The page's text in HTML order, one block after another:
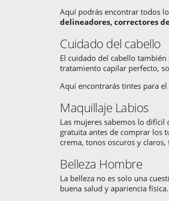
Aquí podrás encontrar todos
delineadores, correctores
Cuidado del cabello
El cuidado del cabello
tratamiento capilar perfecto,
Aquí encontrarás tintes para
Maquillaje Labios
Las mujeres sabemos lo
gratuita antes de comprar los
crema, tonos oscuros y
Belleza Hombre
La belleza no es solo una
buena salud y apariencia